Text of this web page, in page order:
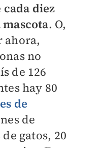
cada diez
. O,
ahora,
no
de 126
hay 80
de
de
gatos, 20